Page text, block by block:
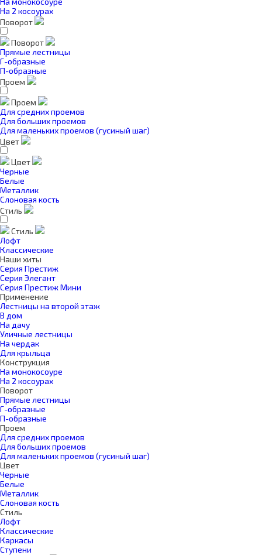
На 2 косоурах
Поворот
Поворот
Прямые лестницы
Г-образные
П-образные
Проем
Проем
Для средних проемов
Для больших проемов
Для маленьких проемов (гусиный шаг)
Цвет
Цвет
Черные
Белые
Металлик
Слоновая кость
Стиль
Стиль
Лофт
Классические
Наши хиты
Серия Престиж
Серия Элегант
Серия Престиж Мини
Применение
Лестницы на второй этаж
В дом
На дачу
Уличные лестницы
На чердак
Для крыльца
Конструкция
На монокосоуре
На 2 косоурах
Поворот
Прямые лестницы
Г-образные
П-образные
Проем
Для средних проемов
Для больших проемов
Для маленьких проемов (гусиный шаг)
Цвет
Черные
Белые
Металлик
Слоновая кость
Стиль
Лофт
Классические
Каркасы
Ступени